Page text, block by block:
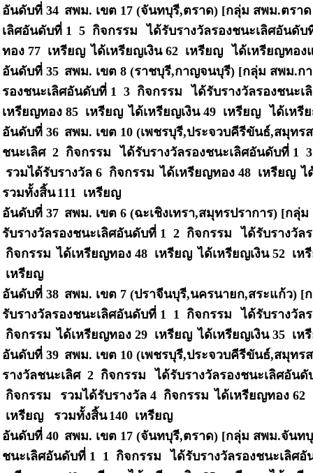
อันดับที่ 34 สพม. เขต 17 (จันทบุรี,ตราด) [กลุ่ม สพม.ตรา
เลิศอันดับที่ 1 5 กิจกรรม
ได้รับรางวัลรองชนะเลิศอันดั
ทอง 77 เหรียญ ได้เหรียญเงิน 62 เหรียญ
ได้เหรียญทอ
อันดับที่ 35 สพม. เขต 8 (ราชบุรี,กาญจนบุรี) [กลุ่ม สพม.ก
รองชนะเลิศอันดับที่ 1 3 กิจกรรม
ได้รับรางวัลรองชนะ
เหรียญทอง 85 เหรียญ ได้เหรียญเงิน 49 เหรียญ
ได้เหรี
อันดับที่ 36 สพม. เขต 10 (เพชรบุรี,ประจวบคีรีขันธ์,สมุท
ชนะเลิศ 2 กิจกรรม
ได้รับรางวัลรองชนะเลิศอันดับที่ 1
รวมได้รับรางวัล 6 กิจกรรม ได้เหรียญทอง 48 เหรียญ ไ
รวมทั้งสิ้น 111 เหรียญ
อันดับที่ 37 สพม. เขต 6 (ฉะเชิงเทรา,สมุทรปราการ) [กลุ่
รับรางวัลรองชนะเลิศอันดับที่ 1 2 กิจกรรม
ได้รับรางวัล
กิจกรรม ได้เหรียญทอง 48 เหรียญ ได้เหรียญเงิน 52 เ
เหรียญ
อันดับที่ 38 สพม. เขต 7 (ปราจีนบุรี,นครนายก,สระแก้ว)
รับรางวัลรองชนะเลิศอันดับที่ 1 1 กิจกรรม
ได้รับรางวัล
กิจกรรม ได้เหรียญทอง 29 เหรียญ ได้เหรียญเงิน 35 เ
อันดับที่ 39 สพม. เขต 10 (เพชรบุรี,ประจวบคีรีขันธ์,สมุท
รางวัลชนะเลิศ 2 กิจกรรม
ได้รับรางวัลรองชนะเลิศอัน
กิจกรรม
รวมได้รับรางวัล 4 กิจกรรม ได้เหรียญทอง
เหรียญ รวมทั้งสิ้น 140 เหรียญ
อันดับที่ 40 สพม. เขต 17 (จันทบุรี,ตราด) [กลุ่ม สพม.จันท
ชนะเลิศอันดับที่ 1 1 กิจกรรม
ได้รับรางวัลรองชนะเลิศ